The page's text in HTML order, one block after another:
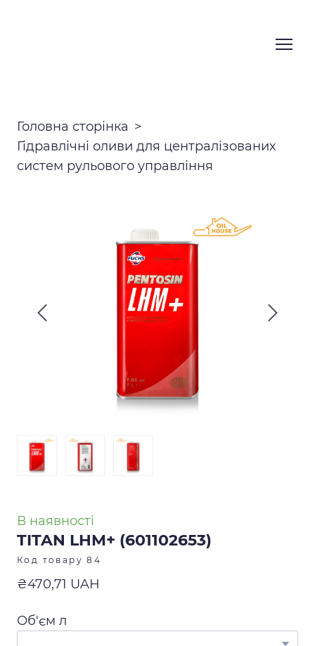
Головна сторінка
Гідравлічні оливи для централізованих
систем рульового управління
В наявності
TITAN LHM+ (601102653)
Код товару 84
₴470,71 UAH
Об'єм л